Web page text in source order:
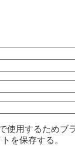
使用するためブ
を保存する。